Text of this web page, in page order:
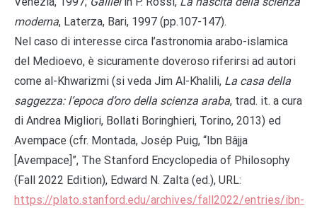
moderna, Laterza, Bari, 1997 (pp.107-147).
Nel caso di interesse circa l’astronomia arabo-islamica
del Medioevo, è sicuramente doveroso riferirsi ad autori
come al-Khwarizmi (si veda Jim Al-Khalili, La casa della
saggezza: l’epoca d’oro della scienza araba, trad. it. a cura
di Andrea Migliori, Bollati Boringhieri, Torino, 2013) ed
Avempace (cfr. Montada, Josép Puig, “Ibn Bâjja
[Avempace]”, The Stanford Encyclopedia of Philosophy
(Fall 2022 Edition), Edward N. Zalta (ed.), URL:
https://plato.stanford.edu/archives/fall2022/entries/ibn-